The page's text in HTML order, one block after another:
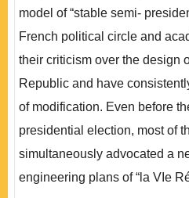
model of “stable semi-
French political circle and
their criticism over the design
Republic and have
of modification. Even before
presidential election, most of
simultaneously advocated a
engineering plans of “la VIe